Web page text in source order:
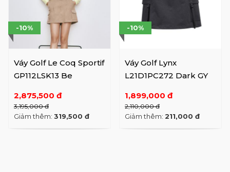
Váy Golf Le Coq Sportif
GP112LSK13 Be
2,875,500 đ
3,195,000 đ
-10%
Giảm thêm: 319,500 đ
Váy Golf Lynx
L21D1PC272 Dark GY
1,899,000 đ
2,110,000 đ
-10%
Giảm thêm: 211,000 đ